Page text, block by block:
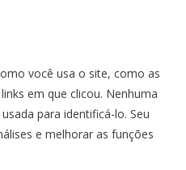
você usa o site, como as
em que clicou. Nenhuma
para identificá-lo. Seu
e melhorar as funções